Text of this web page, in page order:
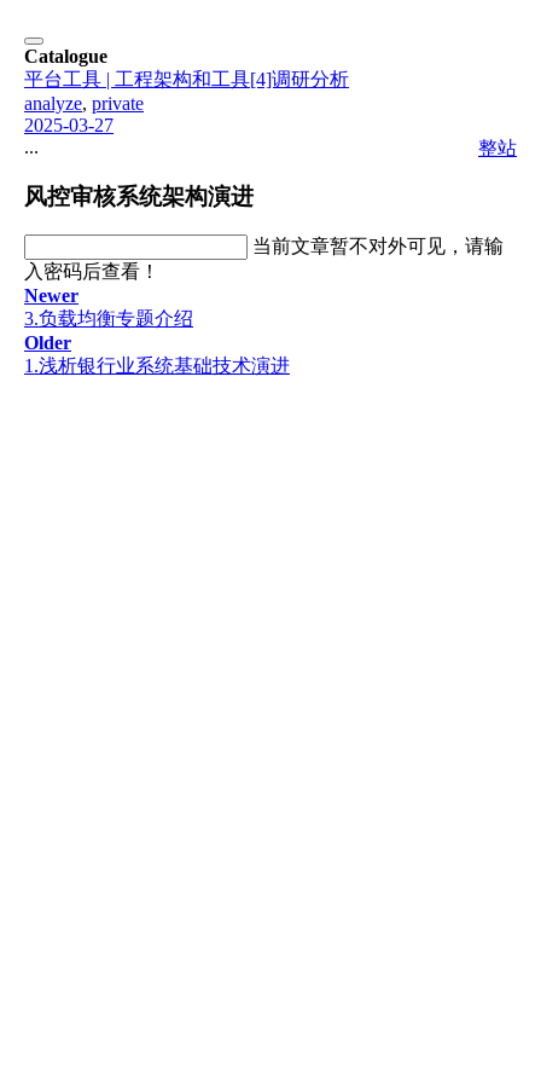
Catalogue
平台工具 | 工程架构和工具[4]调研分析
analyze, private
2025-03-27
...
整站
风控审核系统架构演进
当前文章暂不对外可见，请输
入密码后查看！
Newer
3.负载均衡专题介绍
Older
1.浅析银行业系统基础技术演进